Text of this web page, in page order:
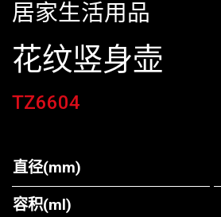
居家生活用品
花纹竖身壶
TZ6604
直径(mm)
容积(ml)